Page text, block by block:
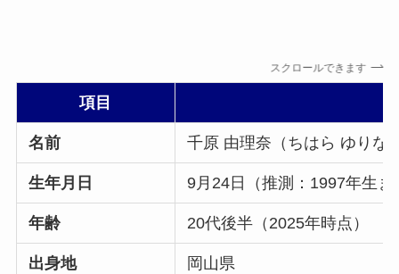
スクロールできます
項目
名前 千原 由理奈（ちはら ゆりな
生年月日 9月24日（推測：1997年生ま
年齢 20代後半（2025年時点）
出身地 岡山県